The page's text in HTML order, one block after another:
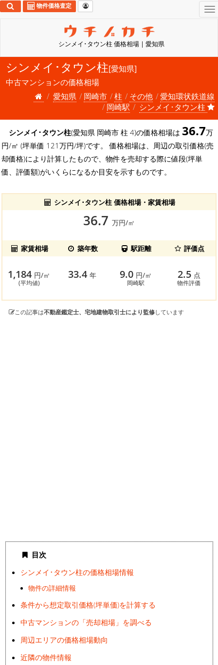
シンメイ･タウン柱 価格相場 | 愛知県
物件価格査定
シンメイ･タウン柱[愛知県]
中古マンションの価格相場
愛知県
岡崎市 柱 その他
愛知環状鉄道線
岡崎駅
シンメイ･タウン柱
シンメイ･タウン柱(愛知県 岡崎市 柱 4)の価格相場は 36.7万
円/㎡ (坪単価 121万円/坪)です。 価格相場は、周辺の取引価格(売
却価格)により計算したもので、物件を売却する際に値段(坪単
価、評価額)がいくらになるか目安を示すものです。
シンメイ･タウン柱 価格相場・家賃相場
36.7 万円/㎡
家賃相場 築年数 駅距離 評価点
1,184 円/㎡
(平均値)
33.4年 9.0 円/㎡
岡崎駅
2.5 点
物件評価
この記事は不動産鑑定士、宅地建物取引士により監修しています
目次
シンメイ･タウン柱の価格相場情報
物件の詳細情報
条件から想定取引価格(坪単価)を計算する
中古マンションの「売却相場」を調べる
周辺エリアの価格相場動向
近隣の物件情報